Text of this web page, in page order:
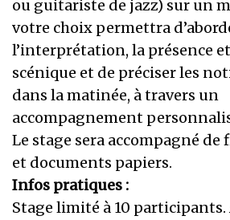
ou guitariste de jazz) sur un
votre choix permettra
l’interprétation, la présence
scénique et de préciser les
dans la matinée, à travers un
accompagnement
Le stage sera accompagné de
et documents papiers.
Infos pratiques :
Stage limité à 10 participants.